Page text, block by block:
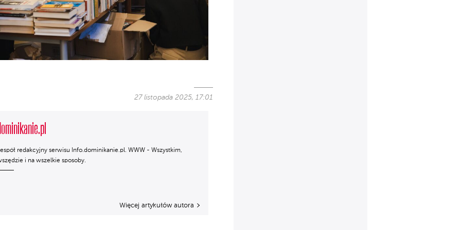
27 listopada 2025, 17:01
redakcyjny serwisu Info.dominikanie.pl. WWW - Wszystkim,
i na wszelkie sposoby.
Więcej artykułów autora